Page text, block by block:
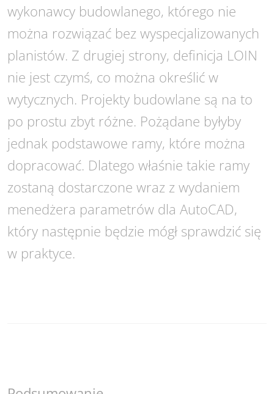
wykonawcy budowlanego, którego nie
można rozwiązać bez wyspecjalizowanych
planistów. Z drugiej strony, definicja LOIN
nie jest czymś, co można określić w
wytycznych. Projekty budowlane są na to
po prostu zbyt różne. Pożądane byłyby
jednak podstawowe ramy, które można
dopracować. Dlatego właśnie takie ramy
zostaną dostarczone wraz z wydaniem
menedżera parametrów dla AutoCAD,
który następnie będzie mógł sprawdzić się
w praktyce.